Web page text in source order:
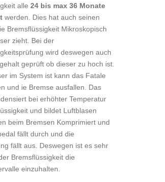
alle 24 bis max 36 Monate
werden. Dies hat auch seinen
Bremsflüssigkeit Mikroskopisch
zieht. Bei der
wird deswegen auch
geprüft ob dieser zu hoch ist.
im System ist kann das Fatale
und ie Bremse ausfallen. Das
bei erhöhter Temperatur
und bildet Luftblasen
beim Bremsen Komprimiert und
fällt durch und die
fällt aus. Deswegen ist es sehr
Bremsflüssigkeit die
einzuhalten.